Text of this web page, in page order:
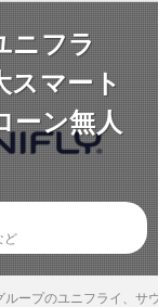
ニフラ
スマート
ーン無人
ど
ループのユニフライ、サ